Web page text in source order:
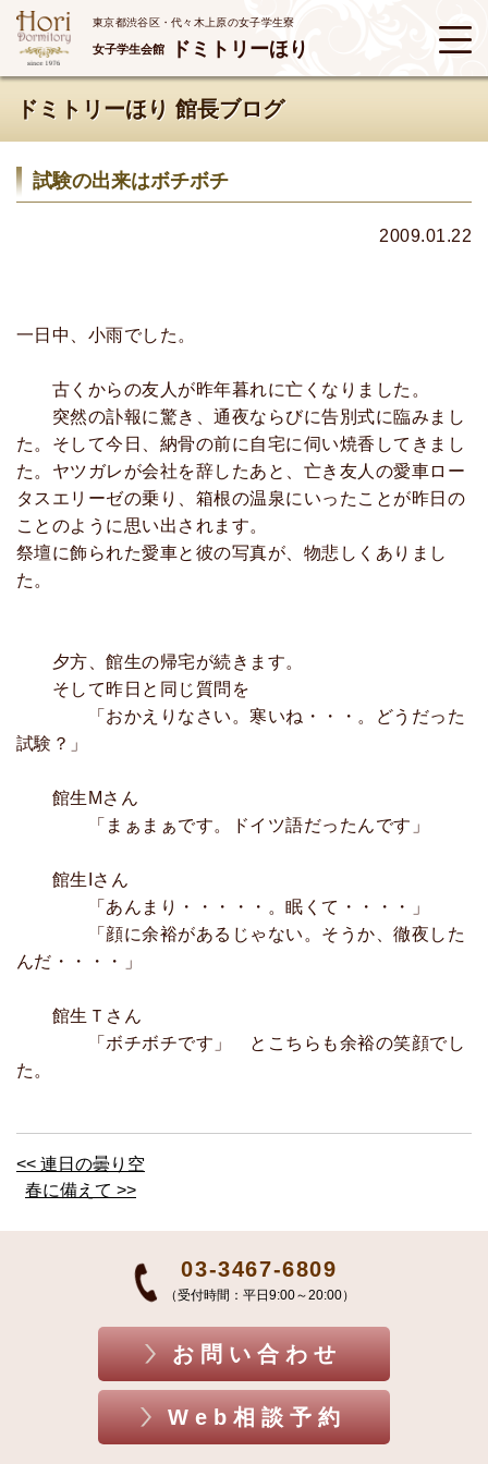
東京都渋谷区・代々木上原の女子学生寮
女子学生会館 ドミトリーほり
ドミトリーほり 館長ブログ
試験の出来はボチボチ
2009.01.22
一日中、小雨でした。
古くからの友人が昨年暮れに亡くなりました。
突然の訃報に驚き、通夜ならびに告別式に臨みまし
た。そして今日、納骨の前に自宅に伺い焼香してきまし
た。ヤツガレが会社を辞したあと、亡き友人の愛車ロー
タスエリーゼの乗り、箱根の温泉にいったことが昨日の
ことのように思い出されます。
祭壇に飾られた愛車と彼の写真が、物悲しくありまし
た。
夕方、館生の帰宅が続きます。
そして昨日と同じ質問を
「おかえりなさい。寒いね・・・。どうだった
試験？」
館生Mさん
「まぁまぁです。ドイツ語だったんです」
館生Iさん
「あんまり・・・・・。眠くて・・・・」
「顔に余裕があるじゃない。そうか、徹夜した
んだ・・・・」
館生Ｔさん
「ボチボチです」 とこちらも余裕の笑顔でし
た。
<< 連日の曇り空
春に備えて >>
03-3467-6809
（受付時間：平日9:00～20:00）
お問い合わせ
Web相談予約